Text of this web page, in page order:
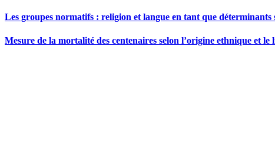
Les groupes normatifs : religion et langue en tant que
Mesure de la mortalité des centenaires selon l’origine ethnique et le